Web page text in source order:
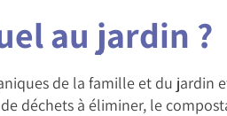
au jardin ?
de la famille et du jardin
déchets à éliminer, le